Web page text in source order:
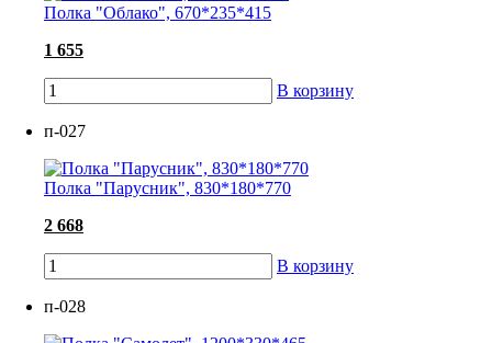
Полка "Облако", 670*235*415
1 655
В корзину
п-027
Полка "Парусник", 830*180*770
2 668
В корзину
п-028